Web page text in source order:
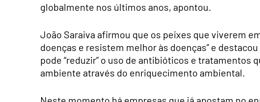
globalmente nos últimos anos, apontou.
João Saraiva afirmou que os peixes que viverem
doenças e resistem melhor às doenças” e
pode “reduzir” o uso de antibióticos e tratamentos
ambiente através do enriquecimento ambiental.